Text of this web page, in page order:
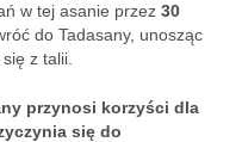
w tej asanie przez 30
do Tadasany, unosząc
z talii.
przynosi korzyści dla
się do